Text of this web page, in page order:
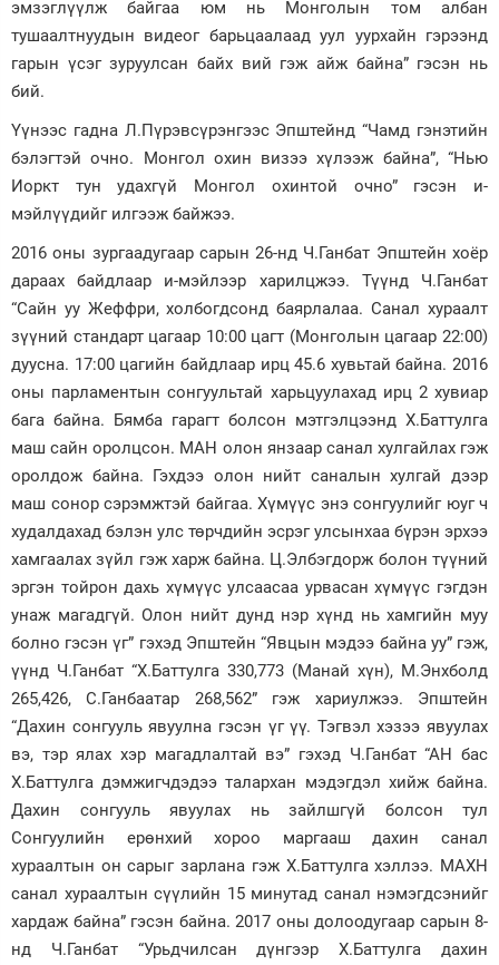
эмзэглүүлж байгаа юм нь Монголын том албан
тушаалтнуудын видеог барьцаалаад уул уурхайн гэрээнд
гарын үсэг зуруулсан байх вий гэж айж байна” гэсэн нь
бий.
Үүнээс гадна Л.Пүрэвсүрэнгээс Эпштейнд “Чамд гэнэтийн
бэлэгтэй очно. Монгол охин визээ хүлээж байна”, “Нью
Иоркт тун удахгүй Монгол охинтой очно” гэсэн и-
мэйлүүдийг илгээж байжээ.
2016 оны зургаадугаар сарын 26-нд Ч.Ганбат Эпштейн хоёр
дараах байдлаар и-мэйлээр харилцжээ. Түүнд Ч.Ганбат
“Сайн уу Жеффри, холбогдсонд баярлалаа. Санал хураалт
зүүний стандарт цагаар 10:00 цагт (Монголын цагаар 22:00)
дуусна. 17:00 цагийн байдлаар ирц 45.6 хувьтай байна. 2016
оны парламентын сонгуультай харьцуулахад ирц 2 хувиар
бага байна. Бямба гарагт болсон мэтгэлцээнд Х.Баттулга
маш сайн оролцсон. МАН олон янзаар санал хулгайлах гэж
оролдож байна. Гэхдээ олон нийт саналын хулгай дээр
маш сонор сэрэмжтэй байгаа. Хүмүүс энэ сонгуулийг юуг ч
худалдахад бэлэн улс төрчдийн эсрэг улсынхаа бүрэн эрхээ
хамгаалах зүйл гэж харж байна. Ц.Элбэгдорж болон түүний
эргэн тойрон дахь хүмүүс улсаасаа урвасан хүмүүс гэгдэн
унаж магадгүй. Олон нийт дунд нэр хүнд нь хамгийн муу
болно гэсэн үг” гэхэд Эпштейн “Явцын мэдээ байна уу” гэж,
үүнд Ч.Ганбат “Х.Баттулга 330,773 (Манай хүн), М.Энхболд
265,426, С.Ганбаатар 268,562” гэж хариулжээ. Эпштейн
“Дахин сонгууль явуулна гэсэн үг үү. Тэгвэл хэзээ явуулах
вэ, тэр ялах хэр магадлалтай вэ” гэхэд Ч.Ганбат “АН бас
Х.Баттулга дэмжигчдэдээ талархан мэдэгдэл хийж байна.
Дахин сонгууль явуулах нь зайлшгүй болсон тул
Сонгуулийн ерөнхий хороо маргааш дахин санал
хураалтын он сарыг зарлана гэж Х.Баттулга хэллээ. МАХН
санал хураалтын сүүлийн 15 минутад санал нэмэгдсэнийг
хардаж байна” гэсэн байна. 2017 оны долоодугаар сарын 8-
нд Ч.Ганбат “Урьдчилсан дүнгээр Х.Баттулга дахин